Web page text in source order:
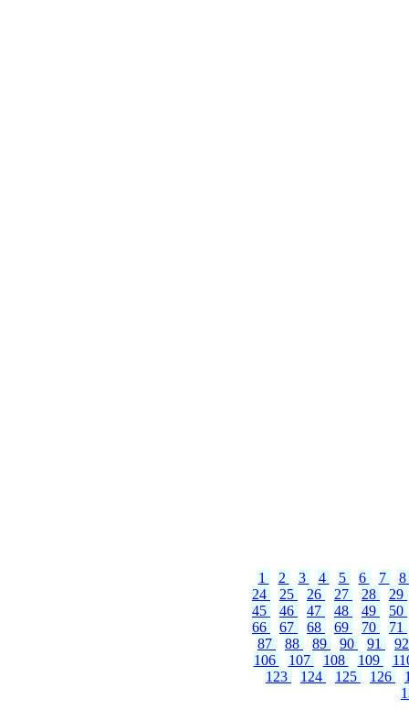
1 2 3 4 5 6 7
8
24
25 26 27 28
29
45
46 47 48 49
50
66
67 68 69 70
71
87
88 89 90 91
106
107 108 109
123
124 125 126